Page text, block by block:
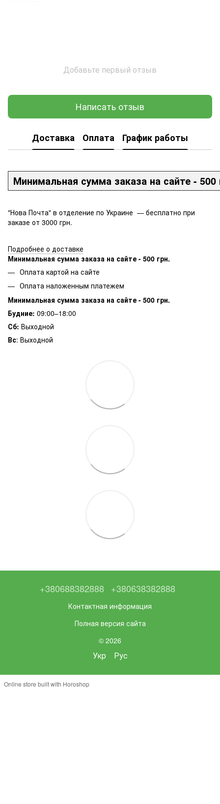
Добавьте первый отзыв
Написать отзыв
Доставка Оплата График работы
Минимальная сумма заказа на сайте - 500
"Нова Почта" в отделение по Украине — бесплатно при
заказе от 3000 грн.
Подробнее о доставке
Минимальная сумма заказа на сайте - 500 грн.
Оплата картой на сайте
Оплата наложенным платежем
Минимальная сумма заказа на сайте - 500 грн.
Будние: 09:00–18:00
Сб: Выходной
Вс: Выходной
+380688382888 +380638382888
Контактная информация
Полная версия сайта
© 2026
Укр Рус
Online store built with Horoshop